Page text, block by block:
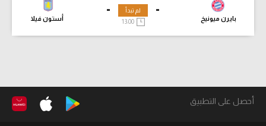
-
بايرن ميونيخ
-
أستون فيلا
لم تبدأ
13:00
أحصل على التطبيق